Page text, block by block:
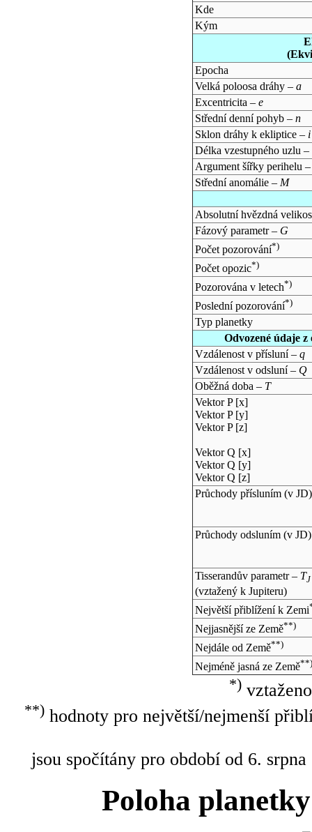
Kde
Kým
Epocha
Velká poloosa dráhy – a
Excentricita – e
Střední denní pohyb – n
Sklon dráhy k ekliptice – i
Délka vzestupného uzlu –
Argument šířky perihelu
Střední anomálie – M
Absolutní hvězdná
Fázový parametr – G
Počet pozorování*)
Počet opozic*)
Pozorována v letech*)
Poslední pozorování*)
Typ planetky
Odvozené údaje
Vzdálenost v přísluní – q
Vzdálenost v odsluní – Q
Oběžná doba – T
Vektor P [x]
Vektor P [y]
Vektor P [z]
Vektor Q [x]
Vektor Q [y]
Vektor Q [z]
Průchody přísluním (v JD)
Průchody odsluním (v JD)
Tisserandův parametr – TJ
(vztažený k Jupiteru)
Největší přiblížení k Zemi
Nejjasnější ze Země**)
Nejdále od Země**)
Nejméně jasná ze Země**)
*)
**)hodnoty pro největší/nejmenší
jsou spočítány pro období od 6.
Poloha